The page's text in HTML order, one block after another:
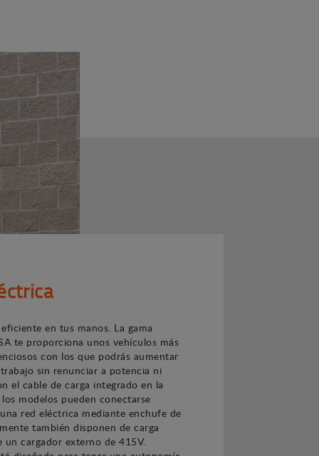
en tus manos. La gama
te proporciona unos vehículos más
con los que podrás aumentar
sin renunciar a potencia ni
el cable de carga integrado en la
modelos pueden conectarse
red eléctrica mediante enchufe de
también disponen de carga
un cargador externo de 415V.